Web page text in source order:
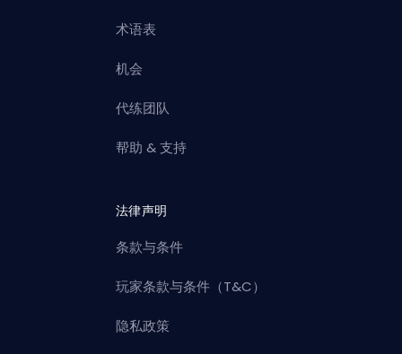
术语表
机会
代练团队
帮助 & 支持
法律声明
条款与条件
玩家条款与条件（T&C）
隐私政策